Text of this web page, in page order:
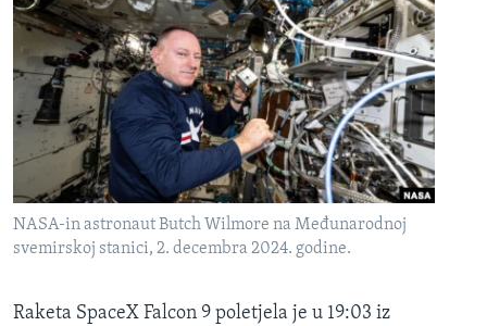
NASA-in astronaut Butch Wilmore na Međunarodnoj
svemirskoj stanici, 2. decembra 2024. godine.
Raketa SpaceX Falcon 9 poletjela je u 19:03 iz